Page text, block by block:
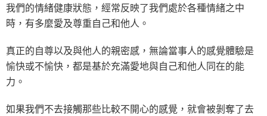
我們的情緒健康狀態，經常反映了我們處於各種情緒之中
時，有多麼愛及尊重自己和他人。
真正的自尊以及與他人的親密感，無論當事人的感覺體驗是
愉快或不愉快，都是基於充滿愛地與自己和他人同在的能
力。
如果我們不去接觸那些比較不開心的感覺，就會被剝奪了去